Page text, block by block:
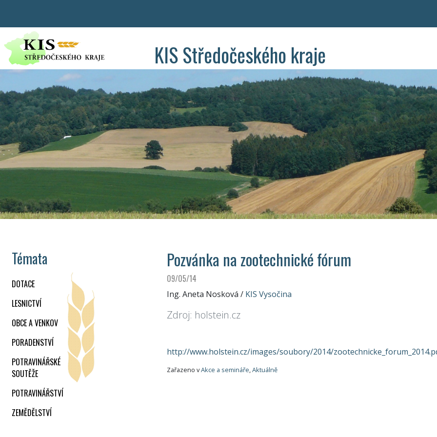
KIS Středočeského kraje
Témata
DOTACE
LESNICTVÍ
OBCE A VENKOV
PORADENSTVÍ
POTRAVINÁŘSKÉ
SOUTĚŽE
POTRAVINÁŘSTVÍ
ZEMĚDĚLSTVÍ
Pozvánka na zootechnické fórum
09/05/14
Ing. Aneta Nosková / KIS Vysočina
Zdroj: holstein.cz
http://www.holstein.cz/images/soubory/2014/
Zařazeno vAkce a semináře,Aktuálně